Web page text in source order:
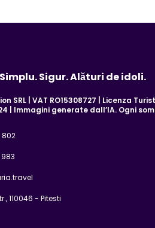
Simplu. Sigur. Alături de idoli.
SRL | VAT RO15308727 | Licenza
| Immagini generate dall’IA. Ogni
802
, 110046 - Pitesti